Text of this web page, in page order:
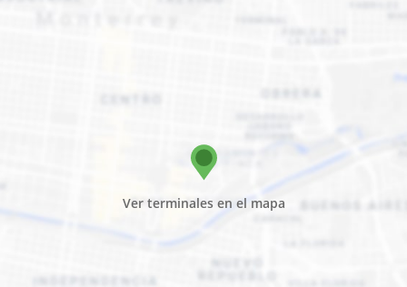
Ver terminales en el mapa